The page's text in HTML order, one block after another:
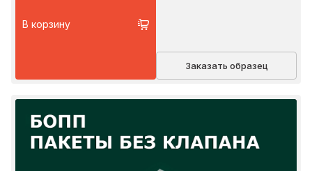
В корзину
Заказать образец